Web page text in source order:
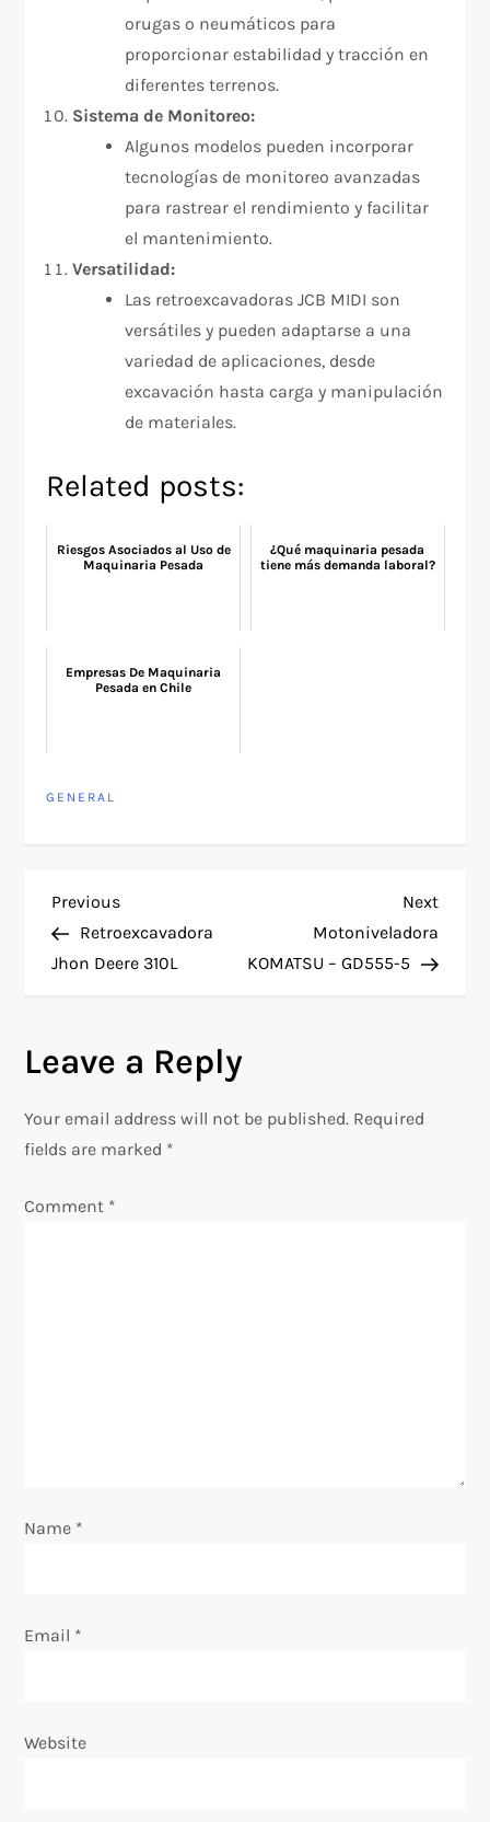
orugas o neumáticos para
proporcionar estabilidad y tracción en
diferentes terrenos.
Sistema de Monitoreo:
Algunos modelos pueden incorporar
tecnologías de monitoreo avanzadas
para rastrear el rendimiento y facilitar
el mantenimiento.
Versatilidad:
Las retroexcavadoras JCB MIDI son
versátiles y pueden adaptarse a una
variedad de aplicaciones, desde
excavación hasta carga y manipulación
de materiales.
Related posts:
Riesgos Asociados al Uso de
Maquinaria Pesada
¿Qué maquinaria pesada
tiene más demanda laboral?
Empresas De Maquinaria
Pesada en Chile
GENERAL
P
o
t
n
a
v
o
Previous
Post
Previous
Retroexcavadora
Jhon Deere 310L
Next
Post
Next
Motoniveladora
KOMATSU – GD555-5
Leave a Reply
Your email address will not be published. Required
fields are marked *
Comment *
Name *
Email *
Website